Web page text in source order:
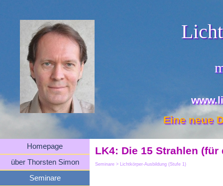
Eine neue
Homepage
über Thorsten Simon
Seminare
LK4: Die 15 Strahlen
Seminare > Lichtkörper-Ausbildung (Stufe 1)